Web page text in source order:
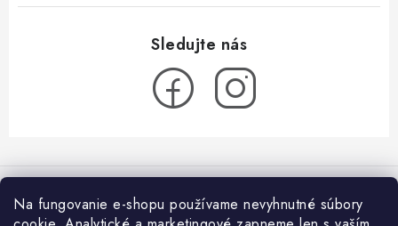
Na fungovanie e-shopu používame nevyhnutné súbory
á